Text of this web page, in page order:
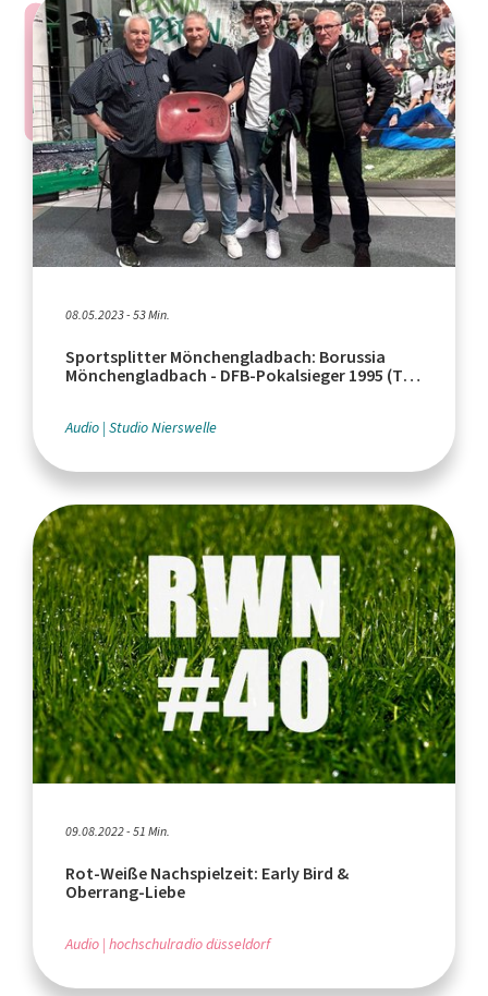
08.05.2023 - 53 Min.
Sportsplitter Mönchengladbach: Borussia
Mönchengladbach - DFB-Pokalsieger 1995 (Teil
Audio Studio Nierswelle
09.08.2022 - 51 Min.
Rot-Weiße Nachspielzeit: Early Bird &
Oberrang-Liebe
Audio hochschulradio düsseldorf